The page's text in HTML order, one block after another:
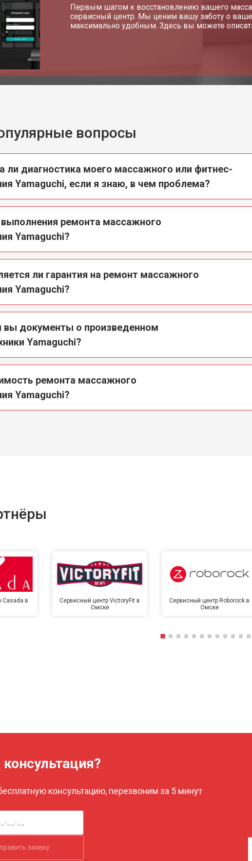
от
велотренажера Yamaguchi
от
Yamaguchi
сопротивления
Первым шагом к восстановлению вашего
сервисный центр. Мы ценим вашу заботу о
максимально удобным. Здесь вы можете
вопросы
ли диагностика моего массажного или фитнес-
Yamaguchi, если я знаю, в чем проблема?
ремонта массажного
Yamaguchi?
ли гарантия на ремонт массажного
Yamaguchi?
вы документы о произведенном
Yamaguchi?
ремонта массажного
Yamaguchi?
Casada в
Сервисный центр VictoryFit в
Омске
Сервисный центр Roborock в
Омске
консультацию, перезвоним за 5 минут
заявку